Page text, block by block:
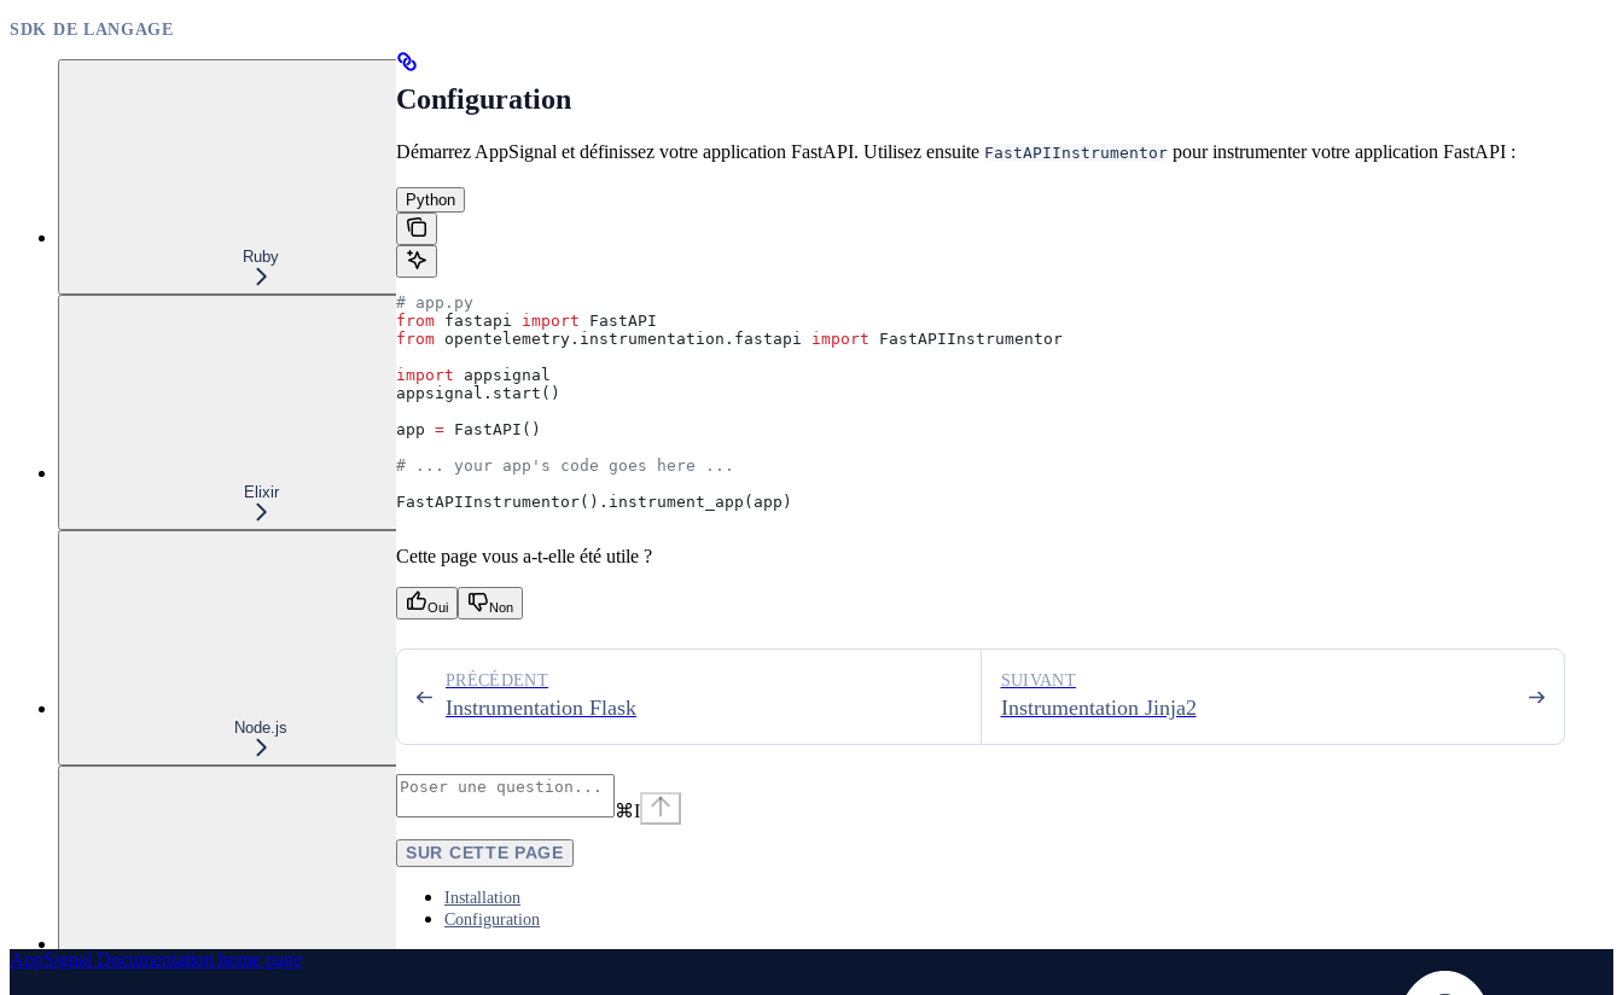
SDK DE LANGAGE
Ruby
Elixir
Node.js
Python
Configuration
Démarrez AppSignal et définissez votre application FastAPI. Utilisez ensuite FastAPIInstrumentor pour instrumenter votre application FastAPI :
Python
# app.py
from fastapi import FastAPI
from opentelemetry.instrumentation.fastapi import FastAPIInstrumentor
import appsignal
appsignal.start()
app = FastAPI()
# ... your app's code goes here ...
FastAPIInstrumentor().instrument_app(app)
Cette page vous a-t-elle été utile ?
Oui Non
Instrumentation Flask
PRÉCÉDENT
Instrumentation Jinja2
SUIVANT
⌘I
SUR CETTE PAGE
Installation
Configuration
AppSignal Documentation home page